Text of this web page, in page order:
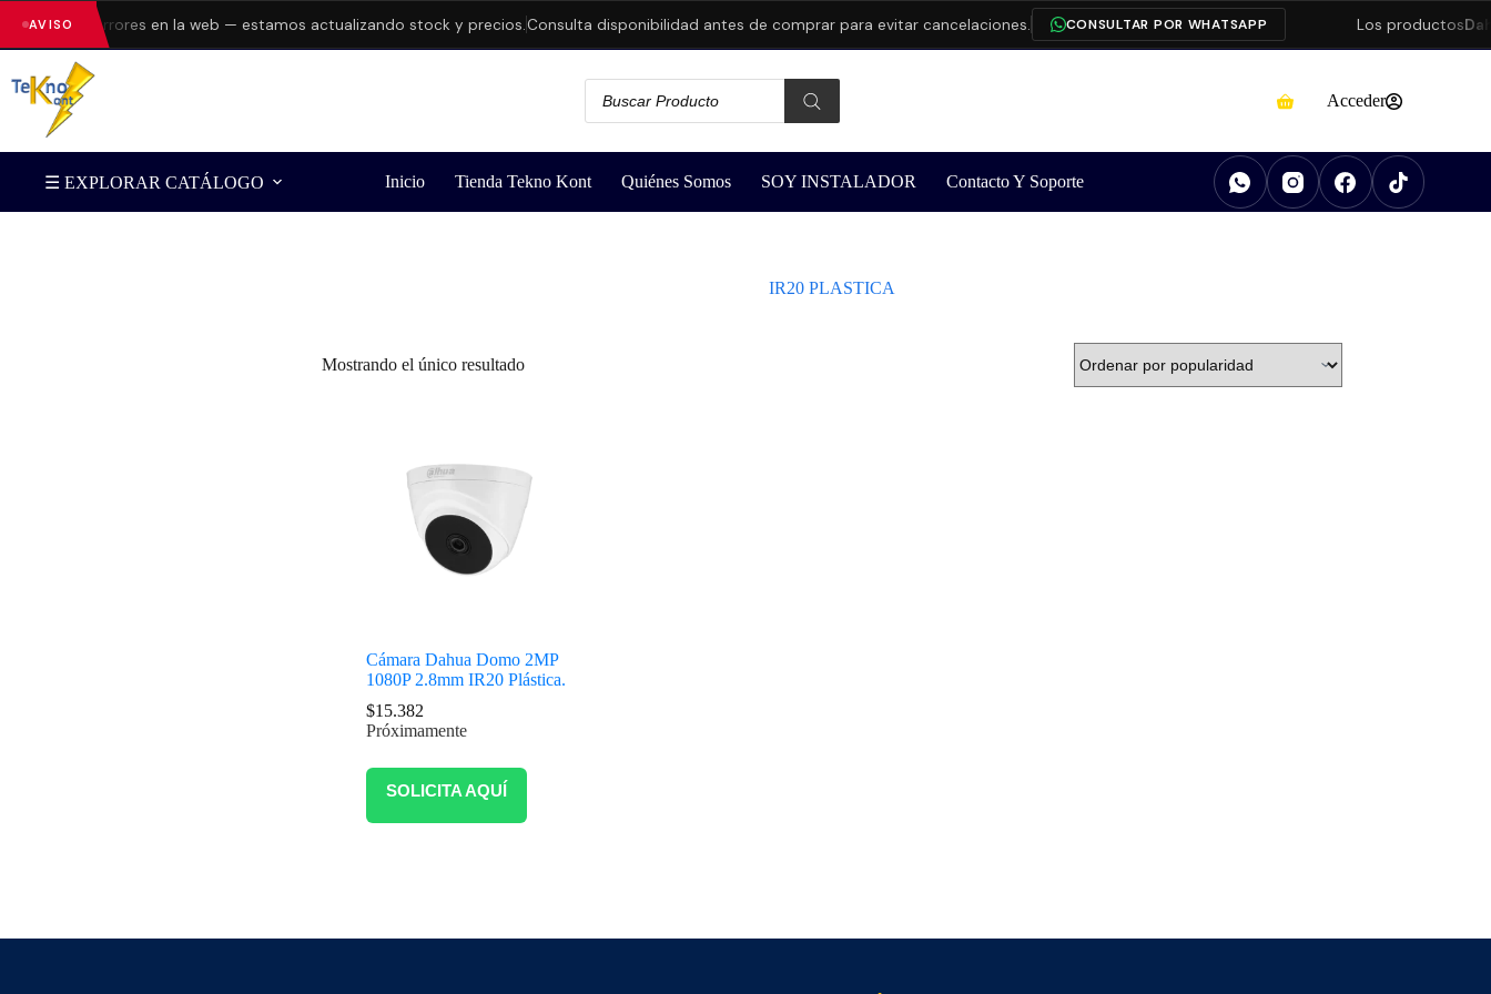
AVISO errores en la web — estamos actualizando stock y precios.Consulta disponibilidad antes de comprar para evitar cancelaciones. CONSULTAR POR WHATSAPP Los productos
Acceder
☰ EXPLORAR CATÁLOGO Inicio Tienda Tekno Kont Quiénes Somos SOY INSTALADOR Contacto Y Soporte
IR20 PLASTICA
Mostrando el único resultado
Cámara Dahua Domo 2MP
1080P 2.8mm IR20 Plástica.
$15.382
Próximamente
SOLICITA AQUÍ